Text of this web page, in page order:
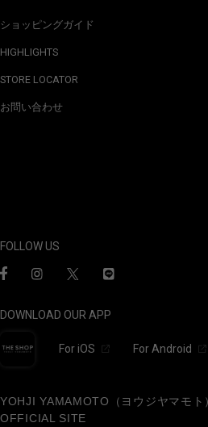
ショッピングガイド
HIGHLIGHTS
STORE LOCATOR
お問い合わせ
FOLLOW US
DOWNLOAD OUR APP
For iOS For Android
YOHJI YAMAMOTO（ヨウジヤマモト
OFFICIAL SITE